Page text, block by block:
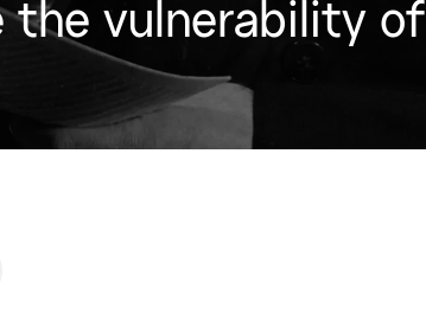
the vulnerability of